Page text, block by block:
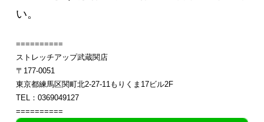
い。
==========
ストレッチアップ武蔵関店
〒177-0051
東京都練馬区関町北2-27-11もりくま17ビル2F
TEL：0369049127
==========